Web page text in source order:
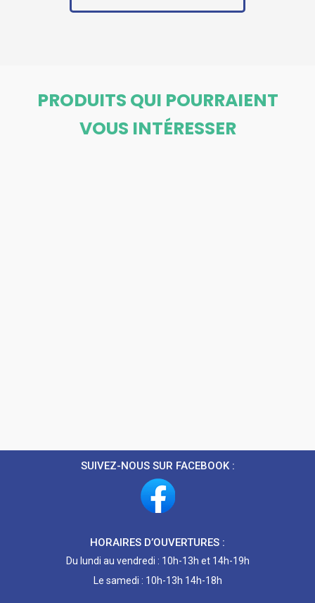
PRODUITS QUI POURRAIENT
VOUS INTÉRESSER
SUIVEZ-NOUS SUR FACEBOOK :
HORAIRES D’OUVERTURES :
Du lundi au vendredi : 10h-13h et 14h-19h
Le samedi : 10h-13h 14h-18h